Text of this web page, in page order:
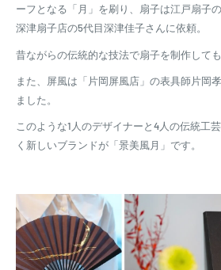
ーフとなる「月」を刷り、扇子は江戸扇子
深津扇子店の5代目深津佳子さんに依頼。
昔ながらの伝統的な技法で扇子を制作しても
また、屏風は「片岡屏風店」の表具師片岡
ました。
このような1人のデザイナーと4人の伝統工
く新しいブランドが「景美風月」です。